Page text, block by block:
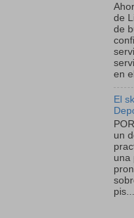
de
de
en
El
un
una
pis...